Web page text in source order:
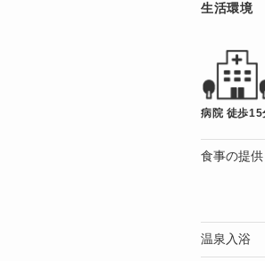
生活環境
病院 徒歩15
食事の提供
温泉入浴